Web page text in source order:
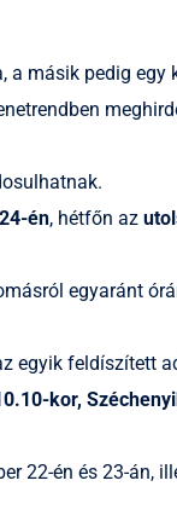
másik pedig
én, hétfőn az
egyaránt
egyik feldíszített
kor,
22-én és 23-án,